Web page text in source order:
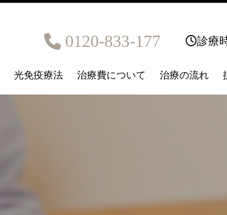
0120-833-177 診療
光免疫療法 治療費について 治療の流れ